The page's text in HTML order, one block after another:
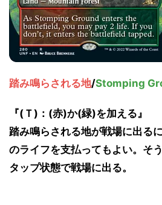
踏み鳴らされる地/Stomping
『(Ｔ)：(赤)か(緑)を加える』
踏み鳴らされる地が戦場に出る
のライフを支払ってもよい。そ
タップ状態で戦場に出る。